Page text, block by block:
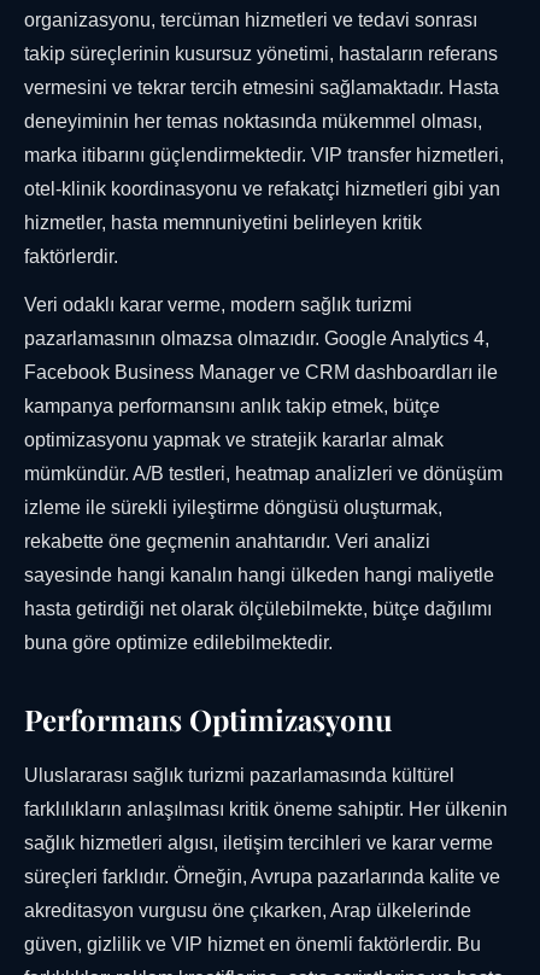
organizasyonu, tercüman hizmetleri ve tedavi sonrası
takip süreçlerinin kusursuz yönetimi, hastaların referans
vermesini ve tekrar tercih etmesini sağlamaktadır. Hasta
deneyiminin her temas noktasında mükemmel olması,
marka itibarını güçlendirmektedir. VIP transfer hizmetleri,
otel-klinik koordinasyonu ve refakatçi hizmetleri gibi yan
hizmetler, hasta memnuniyetini belirleyen kritik
faktörlerdir.
Veri odaklı karar verme, modern sağlık turizmi
pazarlamasının olmazsa olmazıdır. Google Analytics 4,
Facebook Business Manager ve CRM dashboardları ile
kampanya performansını anlık takip etmek, bütçe
optimizasyonu yapmak ve stratejik kararlar almak
mümkündür. A/B testleri, heatmap analizleri ve dönüşüm
izleme ile sürekli iyileştirme döngüsü oluşturmak,
rekabette öne geçmenin anahtarıdır. Veri analizi
sayesinde hangi kanalın hangi ülkeden hangi maliyetle
hasta getirdiği net olarak ölçülebilmekte, bütçe dağılımı
buna göre optimize edilebilmektedir.
Performans Optimizasyonu
Uluslararası sağlık turizmi pazarlamasında kültürel
farklılıkların anlaşılması kritik öneme sahiptir. Her ülkenin
sağlık hizmetleri algısı, iletişim tercihleri ve karar verme
süreçleri farklıdır. Örneğin, Avrupa pazarlarında kalite ve
akreditasyon vurgusu öne çıkarken, Arap ülkelerinde
güven, gizlilik ve VIP hizmet en önemli faktörlerdir. Bu